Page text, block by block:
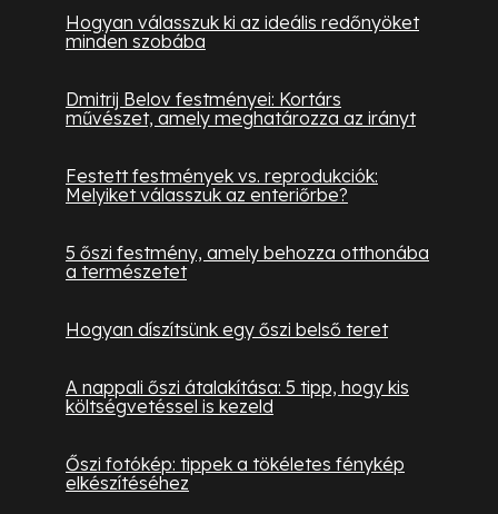
Hogyan válasszuk ki az ideális redőnyöket
minden szobába
Dmitrij Belov festményei: Kortárs
művészet, amely meghatározza az irányt
Festett festmények vs. reprodukciók:
Melyiket válasszuk az enteriőrbe?
5 őszi festmény, amely behozza otthonába
a természetet
Hogyan díszítsünk egy őszi belső teret
A nappali őszi átalakítása: 5 tipp, hogy kis
költségvetéssel is kezeld
Őszi fotókép: tippek a tökéletes fénykép
elkészítéséhez